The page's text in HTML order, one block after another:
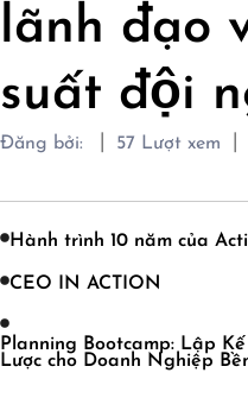
lãnh đạo
suất đội
Đăng bởi: 57 Lượt xem
Hành trình 10 năm của
CEO IN ACTION
Planning Bootcamp: Lập
Lược cho Doanh Nghiệp